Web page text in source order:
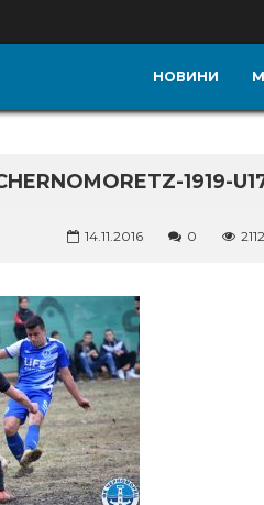
НОВИНИ
1919-
14.11.2016 0